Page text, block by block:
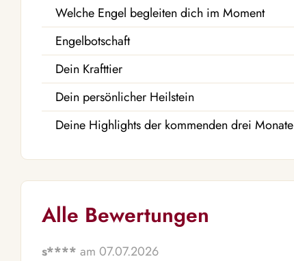
Welche Engel begleiten dich im Moment
Engelbotschaft
Dein Krafttier
Dein persönlicher Heilstein
Deine Highlights der kommenden drei Monate
Alle Bewertungen
s**** am 07.07.2026